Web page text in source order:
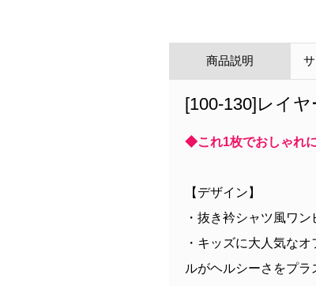
商品説明
[100-130]レイ
◆これ1枚でおしゃれ
【デザイン】
・抜き衿シャツ風ワ
・キッズに大人気な
ルがヘルシーさをプラ